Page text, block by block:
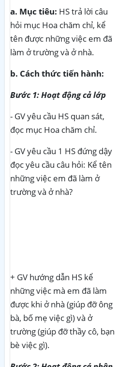
a. Mục tiêu: HS trả lời câu
hỏi mục Hoa chăm chỉ, kể
tên được những việc em đã
làm ở trường và ở nhà.
b. Cách thức tiến hành:
Bước 1: Hoạt động cả lớp
- GV yêu cầu HS quan sát,
đọc mục Hoa chăm chỉ.
- GV yêu cầu 1 HS đứng dậy
đọc yêu cầu câu hỏi: Kể tên
những việc em đã làm ở
trường và ở nhà?
+ GV hướng dẫn HS kể
những việc mà em đã làm
được khi ở nhà (giúp đỡ ông
bà, bố mẹ việc gì) và ở
trường (giúp đỡ thầy cô, bạn
bè việc gì).